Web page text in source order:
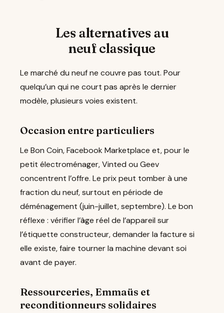
Les alternatives au
neuf classique
Le marché du neuf ne couvre pas tout. Pour
quelqu’un qui ne court pas après le dernier
modèle, plusieurs voies existent.
Occasion entre particuliers
Le Bon Coin, Facebook Marketplace et, pour le
petit électroménager, Vinted ou Geev
concentrent l’offre. Le prix peut tomber à une
fraction du neuf, surtout en période de
déménagement (juin-juillet, septembre). Le bon
réflexe : vérifier l’âge réel de l’appareil sur
l’étiquette constructeur, demander la facture si
elle existe, faire tourner la machine devant soi
avant de payer.
Ressourceries, Emmaüs et
reconditionneurs solidaires